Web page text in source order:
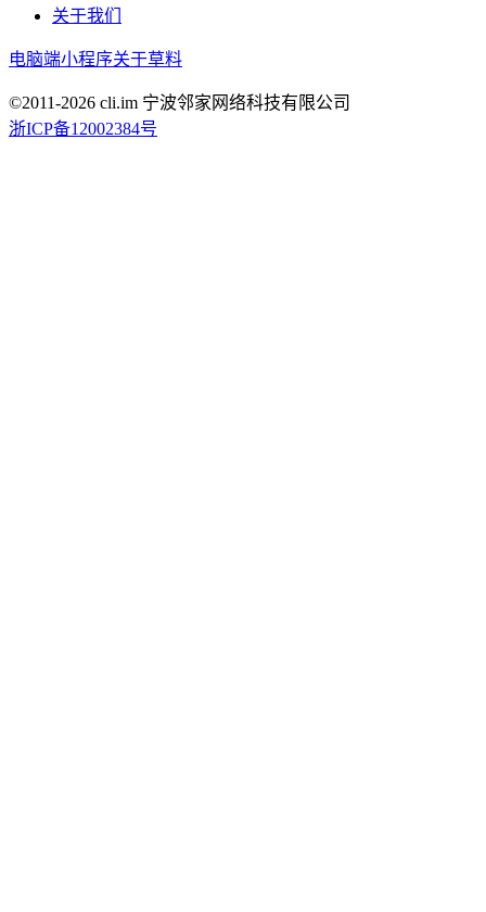
关于我们
电脑端小程序关于草料
©2011-2026 cli.im 宁波邻家网络科技有限公司
浙ICP备12002384号